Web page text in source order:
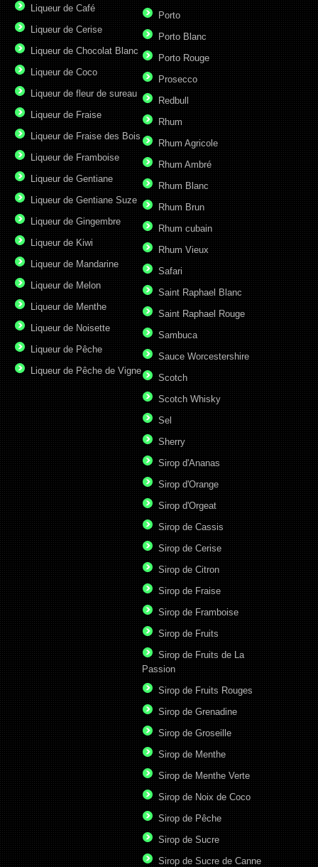
Liqueur de Café
Liqueur de Cerise
Liqueur de Chocolat Blanc
Liqueur de Coco
Liqueur de fleur de sureau
Liqueur de Fraise
Liqueur de Fraise des Bois
Liqueur de Framboise
Liqueur de Gentiane
Liqueur de Gentiane Suze
Liqueur de Gingembre
Liqueur de Kiwi
Liqueur de Mandarine
Liqueur de Melon
Liqueur de Menthe
Liqueur de Noisette
Liqueur de Pêche
Liqueur de Pêche de Vigne
Porto
Porto Blanc
Porto Rouge
Prosecco
Redbull
Rhum
Rhum Agricole
Rhum Ambré
Rhum Blanc
Rhum Brun
Rhum cubain
Rhum Vieux
Safari
Saint Raphael Blanc
Saint Raphael Rouge
Sambuca
Sauce Worcestershire
Scotch
Scotch Whisky
Sel
Sherry
Sirop d'Ananas
Sirop d'Orange
Sirop d'Orgeat
Sirop de Cassis
Sirop de Cerise
Sirop de Citron
Sirop de Fraise
Sirop de Framboise
Sirop de Fruits
Sirop de Fruits de La
Passion
Sirop de Fruits Rouges
Sirop de Grenadine
Sirop de Groseille
Sirop de Menthe
Sirop de Menthe Verte
Sirop de Noix de Coco
Sirop de Pêche
Sirop de Sucre
Sirop de Sucre de Canne